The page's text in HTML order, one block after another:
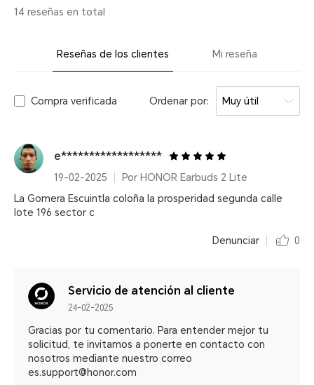
14 reseñas en total
Reseñas de los clientes Mi reseña
Compra verificada Ordenar por: Muy útil
e******************
19-02-2025
Por HONOR Earbuds 2 Lite
La Gomera Escuintla coloña la prosperidad segunda calle
lote 196 sector c
Denunciar 0
Servicio de atención al cliente
24-02-2025
Gracias por tu comentario. Para entender mejor tu
solicitud, te invitamos a ponerte en contacto con
nosotros mediante nuestro correo
es.support@honor.com